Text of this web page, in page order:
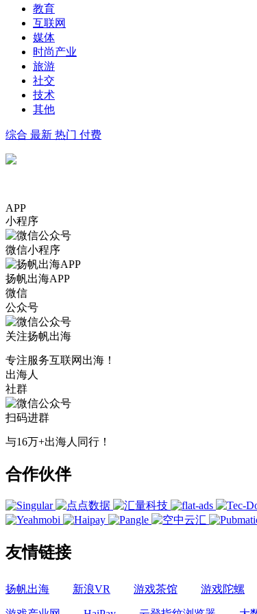
教育
互联网
媒体
时尚产业
旅游
社交
技术
其他
综合 最新 热门 付费
APP
小程序
微信小程序
扬帆出海APP
微信
公众号
关注扬帆出海
专注服务互联网出海！
出海人
社群
扫码进群
与16万+出海人同行！
合作伙伴
友情链接
扬帆出海 新浪VR 游戏茶馆 游戏陀螺